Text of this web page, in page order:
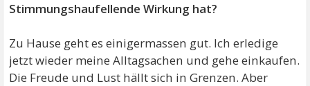
Stimmungshaufellende Wirkung hat?
Zu Hause geht es einigermassen gut. Ich erledige
jetzt wieder meine Alltagsachen und gehe einkaufen.
Die Freude und Lust hällt sich in Grenzen. Aber